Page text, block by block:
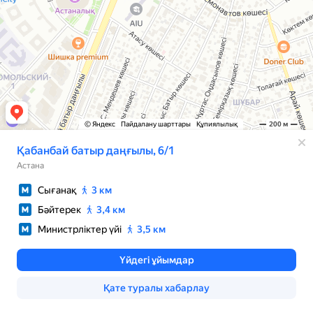
© Яндекс Пайдалану шарттары Құпиялылық 200 м
Қабанбай батыр даңғылы, 6/1
Астана
Сығанақ
3 км
Бәйтерек
3,4 км
Министрліктер үйі
3,5 км
Үйдегі ұйымдар
Қате туралы хабарлау